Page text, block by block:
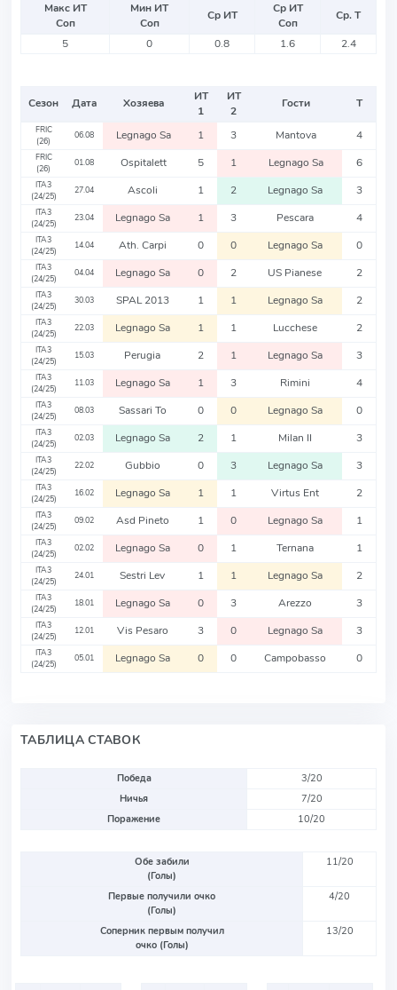
Макс ИТ
Соп
Мин ИТ
Соп
Ср ИТ
Ср ИТ
Соп
Ср. Т
5
0 0.8 1.6 2.4
Сезон Дата Хозяева
ИТ
1
ИТ
2
Гости Т
FRIC
(26)
06.08 Legnago Sa 1 3 Mantova 4
FRIC
(26)
01.08 Ospitalett 5 1 Legnago Sa 6
ITA3
(24/25)
27.04 Ascoli 1 2 Legnago Sa 3
ITA3
(24/25)
23.04 Legnago Sa 1 3 Pescara 4
ITA3
(24/25)
14.04 Ath. Carpi 0 0 Legnago Sa 0
ITA3
(24/25)
04.04 Legnago Sa 0 2 US Pianese 2
ITA3
(24/25)
30.03 SPAL 2013 1 1 Legnago Sa 2
ITA3
(24/25)
22.03 Legnago Sa 1 1 Lucchese 2
ITA3
(24/25)
15.03 Perugia 2 1 Legnago Sa 3
ITA3
(24/25)
11.03 Legnago Sa 1 3 Rimini 4
ITA3
(24/25)
08.03 Sassari To 0 0 Legnago Sa 0
ITA3
(24/25)
02.03 Legnago Sa 2 1 Milan II 3
ITA3
(24/25)
22.02 Gubbio 0 3 Legnago Sa 3
ITA3
(24/25)
16.02 Legnago Sa 1 1 Virtus Ent 2
ITA3
(24/25)
09.02 Asd Pineto 1 0 Legnago Sa 1
ITA3
(24/25)
02.02 Legnago Sa 0 1 Ternana 1
ITA3
(24/25)
24.01 Sestri Lev 1 1 Legnago Sa 2
ITA3
(24/25)
18.01 Legnago Sa 0 3 Arezzo 3
ITA3
(24/25)
12.01 Vis Pesaro 3 0 Legnago Sa 3
ITA3
(24/25)
05.01 Legnago Sa 0 0 Campobasso 0
ТАБЛИЦА СТАВОК
Победа
3/20
Ничья
7/20
Поражение
10/20
Обе забили
(Голы)
11/20
Первые получили очко
(Голы)
4/20
Соперник первым получил
очко (Голы)
13/20